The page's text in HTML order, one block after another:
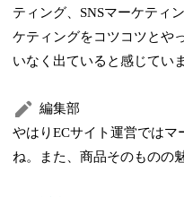
ティング、SNSマーケティ
ケティングをコツコツとや
いなく出ていると感じてい
編集部
やはりECサイト運営では
ね。また、商品そのものの